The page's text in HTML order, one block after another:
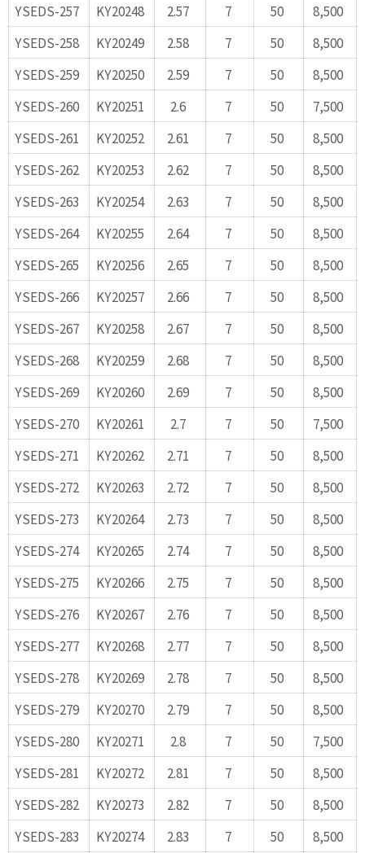
YSEDS-257
KY20248 2.57 7 50
8,500
YSEDS-258
KY20249 2.58 7 50
8,500
YSEDS-259
KY20250 2.59 7 50
8,500
YSEDS-260
KY20251 2.6 7 50
7,500
YSEDS-261
KY20252 2.61 7 50
8,500
YSEDS-262
KY20253 2.62 7 50
8,500
YSEDS-263
KY20254 2.63 7 50
8,500
YSEDS-264
KY20255 2.64 7 50
8,500
YSEDS-265
KY20256 2.65 7 50
8,500
YSEDS-266
KY20257 2.66 7 50
8,500
YSEDS-267
KY20258 2.67 7 50
8,500
YSEDS-268
KY20259 2.68 7 50
8,500
YSEDS-269
KY20260 2.69 7 50
8,500
YSEDS-270
KY20261 2.7 7 50
7,500
YSEDS-271
KY20262 2.71 7 50
8,500
YSEDS-272
KY20263 2.72 7 50
8,500
YSEDS-273
KY20264 2.73 7 50
8,500
YSEDS-274
KY20265 2.74 7 50
8,500
YSEDS-275
KY20266 2.75 7 50
8,500
YSEDS-276
KY20267 2.76 7 50
8,500
YSEDS-277
KY20268 2.77 7 50
8,500
YSEDS-278
KY20269 2.78 7 50
8,500
YSEDS-279
KY20270 2.79 7 50
8,500
YSEDS-280
KY20271 2.8 7 50
7,500
YSEDS-281
KY20272 2.81 7 50
8,500
YSEDS-282
KY20273 2.82 7 50
8,500
YSEDS-283
KY20274 2.83 7 50
8,500